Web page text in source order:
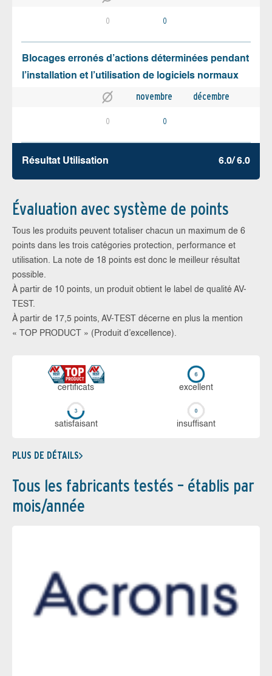
0 0
Blocages erronés d’actions déterminées pendant
l’installation et l’utilisation de logiciels normaux
novembre décembre
0 0
Résultat Utilisation 6.0/ 6.0
Évaluation avec système de points
Tous les produits peuvent totaliser chacun un maximum de 6
points dans les trois catégories protection, performance et
utilisation. La note de 18 points est donc le meilleur résultat
possible.
À partir de 10 points, un produit obtient le label de qualité AV-
TEST.
À partir de 17,5 points, AV-TEST décerne en plus la mention
« TOP PRODUCT » (Produit d’excellence).
certi­ficats ex­cellent
sa­tis­fai­sant in­suf­fi­sant
PLUS DE DÉTAILS
Tous les fabricants testés – établis par
mois/année